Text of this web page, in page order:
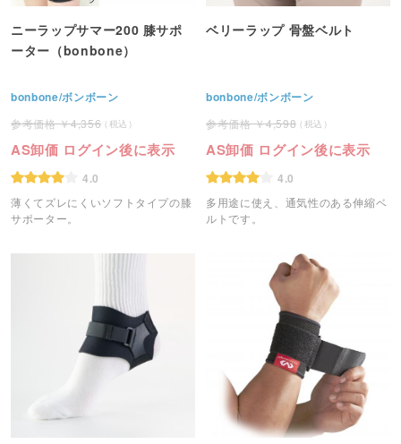
ニーラップサマー200 膝サポ
ーター（bonbone）
bonbone/ボンボーン
4,356
AS卸価 ログイン後に表示
4.0
薄くてズレにくいソフトタイプの膝
サポーター。
ベリーラップ 骨盤ベルト
bonbone/ボンボーン
4,598
AS卸価 ログイン後に表示
4.0
多用途に使え、通気性のある伸縮ベ
ルトです。